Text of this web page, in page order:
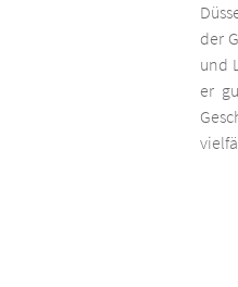
der
und
er